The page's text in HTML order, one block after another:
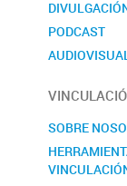
PODCAST
NOVEDADES
CONTACTO
SOBRE